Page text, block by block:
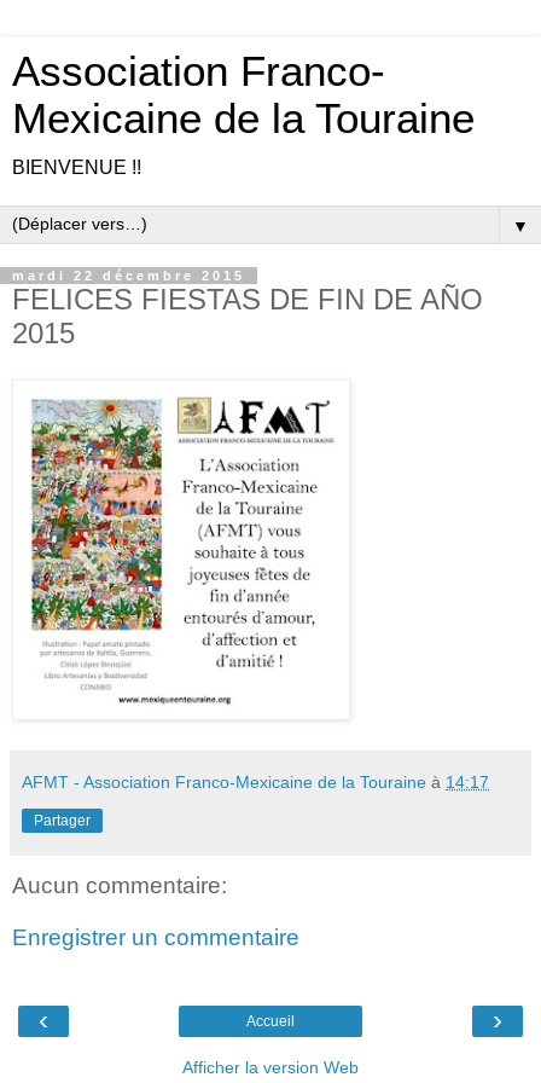
Association Franco-
Mexicaine de la Touraine
BIENVENUE !!
▼
mardi 22 décembre 2015
FELICES FIESTAS DE FIN DE AÑO
2015
AFMT - Association Franco-Mexicaine de la Touraine à 14:17
Partager
Aucun commentaire:
Enregistrer un commentaire
‹ ›
Accueil
Afficher la version Web